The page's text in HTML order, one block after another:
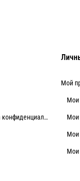
Политика конфиденциальности
Мой
Мои
Мои
Мои
Мои